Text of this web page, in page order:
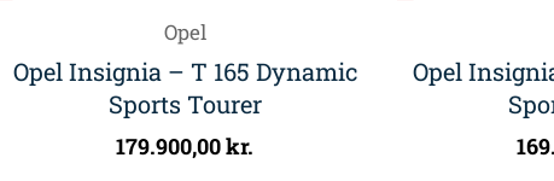
Opel
Opel Insignia – T 165 Dynamic
Sports Tourer
179.900,00kr.
Opel